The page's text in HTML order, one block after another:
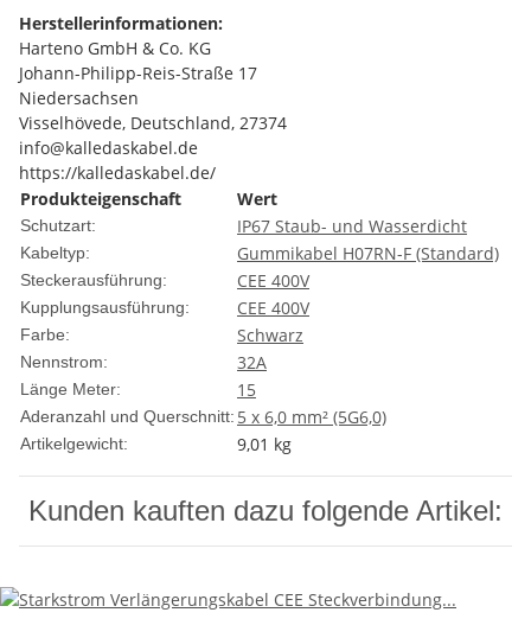
Herstellerinformationen:
Harteno GmbH & Co. KG
Johann-Philipp-Reis-Straße 17
Niedersachsen
Visselhövede, Deutschland, 27374
info@kalledaskabel.de
https://kalledaskabel.de/
Produkteigenschaft
Wert
Schutzart: IP67 Staub- und Wasserdicht
Kabeltyp: Gummikabel H07RN-F (Standard)
Steckerausführung: CEE 400V
Kupplungsausführung: CEE 400V
Farbe: Schwarz
Nennstrom: 32A
Länge Meter: 15
Aderanzahl und Querschnitt: 5 x 6,0 mm² (5G6,0)
Artikelgewicht: 9,01 kg
Kunden kauften dazu folgende Artikel: